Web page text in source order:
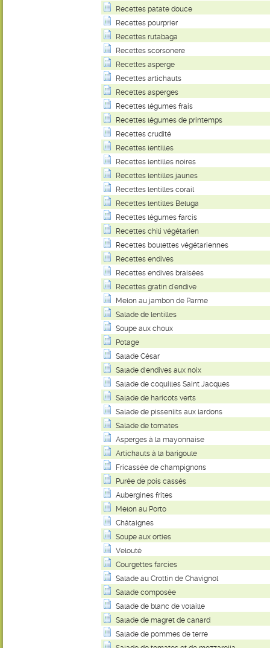
Recettes patate douce
Recettes pourprier
Recettes rutabaga
Recettes scorsonere
Recettes asperge
Recettes artichauts
Recettes asperges
Recettes légumes frais
Recettes légumes de printemps
Recettes crudité
Recettes lentilles
Recettes lentilles noires
Recettes lentilles jaunes
Recettes lentilles corail
Recettes lentilles Beluga
Recettes légumes farcis
Recettes chili végétarien
Recettes boulettes végétariennes
Recettes endives
Recettes endives braisées
Recettes gratin d'endive
Melon au jambon de Parme
Salade de lentilles
Soupe aux choux
Potage
Salade César
Salade d'endives aux noix
Salade de coquilles Saint Jacques
Salade de haricots verts
Salade de pissenlits aux lardons
Salade de tomates
Asperges à la mayonnaise
Artichauts à la barigoule
Fricassée de champignons
Purée de pois cassés
Aubergines frites
Melon au Porto
Châtaignes
Soupe aux orties
Velouté
Courgettes farcies
Salade au Crottin de Chavignol
Salade composée
Salade de blanc de volaille
Salade de magret de canard
Salade de pommes de terre